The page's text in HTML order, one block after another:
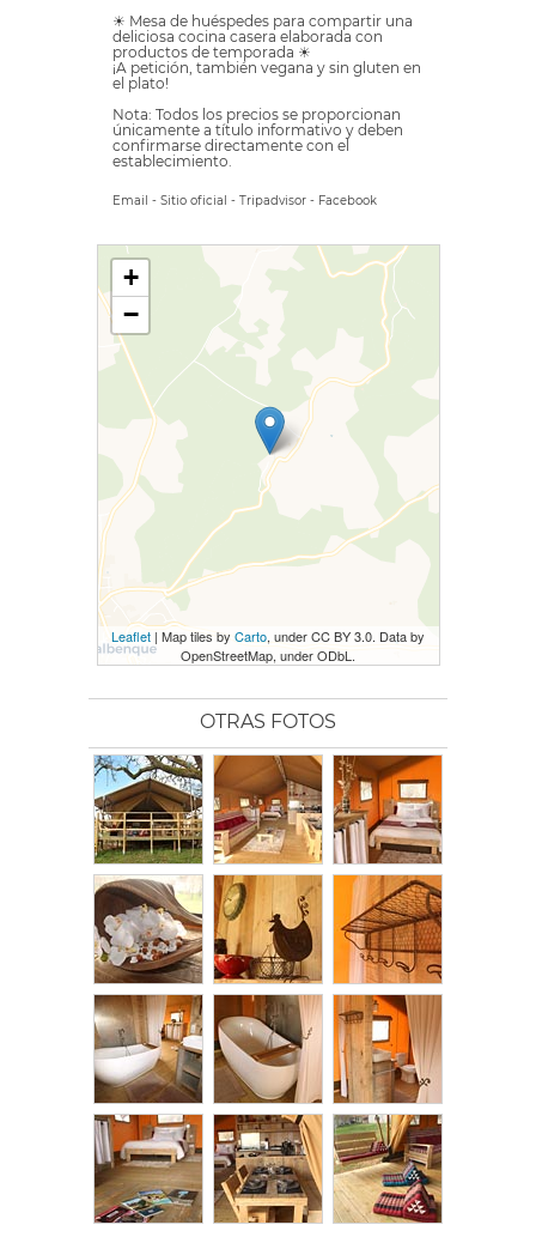
☀ Mesa de huéspedes para compartir una
deliciosa cocina casera elaborada con
productos de temporada ☀
¡A petición, también vegana y sin gluten en
el plato!
Nota: Todos los precios se proporcionan
únicamente a título informativo y deben
confirmarse directamente con el
establecimiento.
Email - Sitio oficial - Tripadvisor - Facebook
+
−
Leaflet | Map tiles byCarto, under CC BY 3.0. Data by
OpenStreetMap, under ODbL.
OTRAS FOTOS